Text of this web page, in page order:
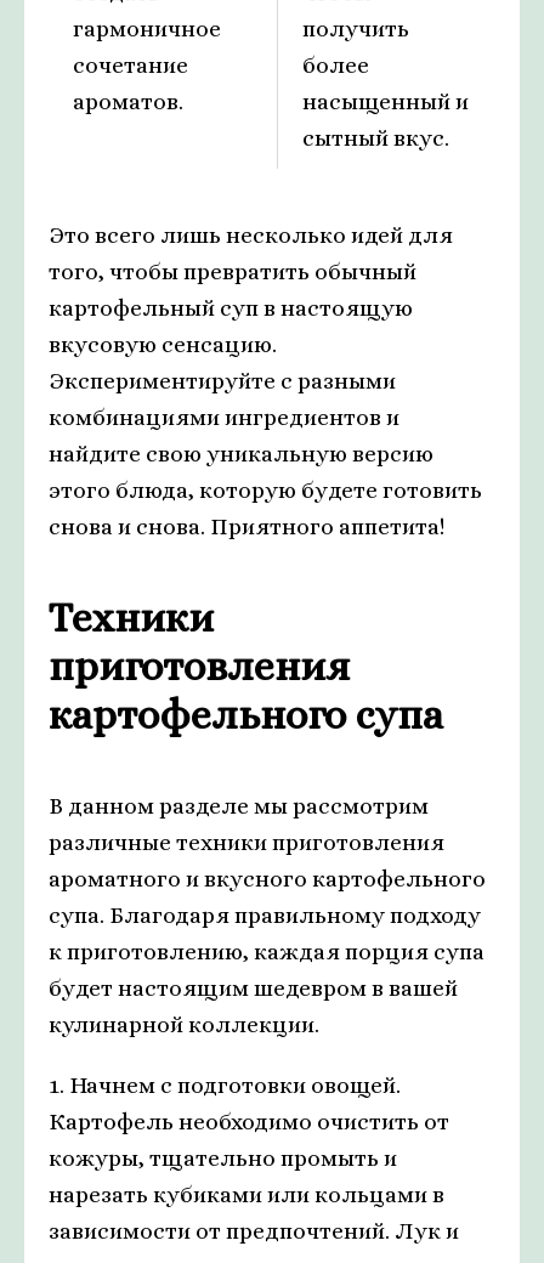
гармоничное
сочетание
ароматов.
получить
более
насыщенный и
сытный вкус.
Это всего лишь несколько идей для
того, чтобы превратить обычный
картофельный суп в настоящую
вкусовую сенсацию.
Экспериментируйте с разными
комбинациями ингредиентов и
найдите свою уникальную версию
этого блюда, которую будете готовить
снова и снова. Приятного аппетита!
Техники
приготовления
картофельного супа
В данном разделе мы рассмотрим
различные техники приготовления
ароматного и вкусного картофельного
супа. Благодаря правильному подходу
к приготовлению, каждая порция супа
будет настоящим шедевром в вашей
кулинарной коллекции.
1. Начнем с подготовки овощей.
Картофель необходимо очистить от
кожуры, тщательно промыть и
нарезать кубиками или кольцами в
зависимости от предпочтений. Лук и